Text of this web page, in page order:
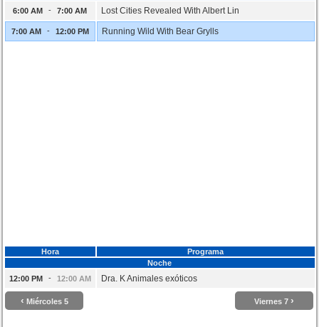
6:00 AM
- 7:00 AM Lost Cities Revealed With Albert Lin
7:00 AM - 12:00 PM Running Wild With Bear Grylls
Hora
Programa
Noche
12:00 PM
- 12:00 AM Dra. K Animales exóticos
‹ Miércoles 5 Viernes 7 ›